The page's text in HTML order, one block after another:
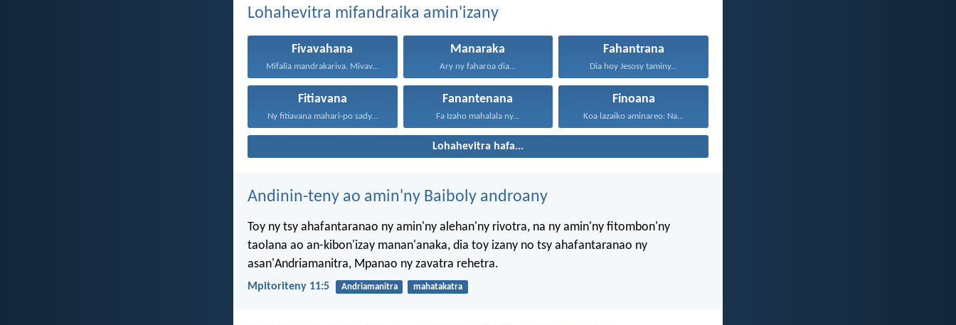
Lohahevitra mifandraika amin'izany
Fivavahana
Mifalia mandrakariva. Mivavaha, ka...
Manaraka
Ary ny faharoa dia...
Fahantrana
Dia hoy Jesosy taminy...
Fitiavana
Ny fitiavana mahari-po sady...
Fanantenana
Fa Izaho mahalala ny...
Finoana
Koa lazaiko aminareo: Na...
Lohahevitra hafa...
Andinin-teny ao amin'ny Baiboly androany
Toy ny tsy ahafantaranao ny amin'ny alehan'ny rivotra, na ny amin'ny fitombon'ny
taolana ao an-kibon'izay manan'anaka, dia toy izany no tsy ahafantaranao ny
asan'Andriamanitra, Mpanao ny zavatra rehetra.
Mpitoriteny 11:5 Andriamanitra mahatakatra